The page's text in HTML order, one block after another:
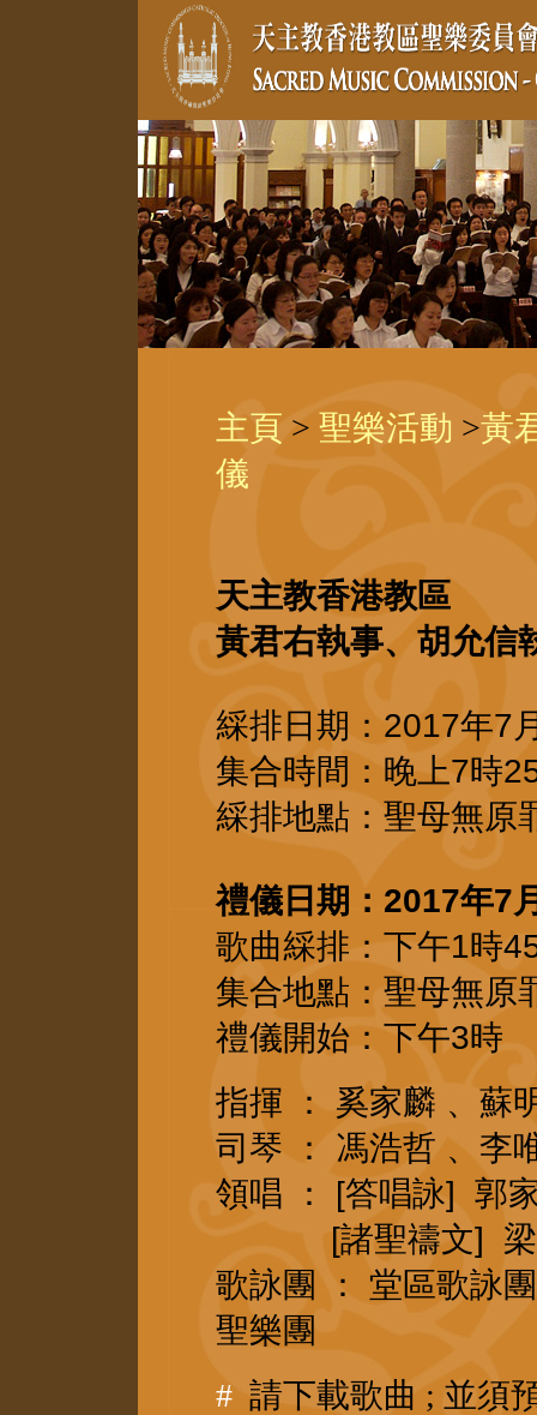
主頁 > 聖樂活動 >黃
儀
天主教香港教區
黃君右執事、胡允信
綵排日期：2017年7
集合時間：晚上7時
綵排地點 ：聖母無原
禮儀日期：2017年7
歌曲綵排 ：下午1時
集合地點： 聖母無原
禮儀開始：下午3時
指揮 ： 奚家麟 、蘇
司琴 ： 馮浩哲 、李
領唱 ： [答唱詠] 郭
[諸聖禱文] 梁
歌詠團 ： 堂區歌詠
聖樂團
# 請下載歌曲 ; 並須